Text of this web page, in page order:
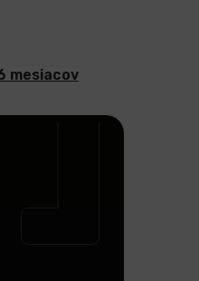
mesiacov